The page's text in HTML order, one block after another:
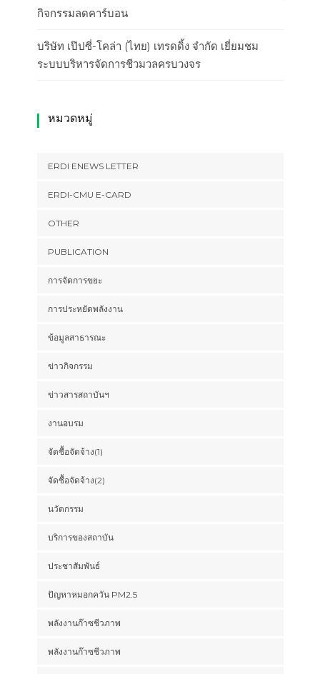
กิจกรรมลดคาร์บอน
บริษัท เป๊ปซี่-โคล่า (ไทย) เทรดดิ้ง จำกัด เยี่ยมชม
ระบบบริหารจัดการชีวมวลครบวงจร
หมวดหมู่
ERDI ENEWS LETTER
ERDI-CMU E-CARD
OTHER
PUBLICATION
การจัดการขยะ
การประหยัดพลังงาน
ข้อมูลสาธารณะ
ข่าวกิจกรรม
ข่าวสารสถาบันฯ
งานอบรม
จัดซื้อจัดจ้าง(1)
จัดซื้อจัดจ้าง(2)
นวัตกรรม
บริการของสถาบัน
ประชาสัมพันธ์
ปัญหาหมอกควัน PM2.5
พลังงานก๊าซชีวภาพ
พลังงานก๊าซชีวภาพ